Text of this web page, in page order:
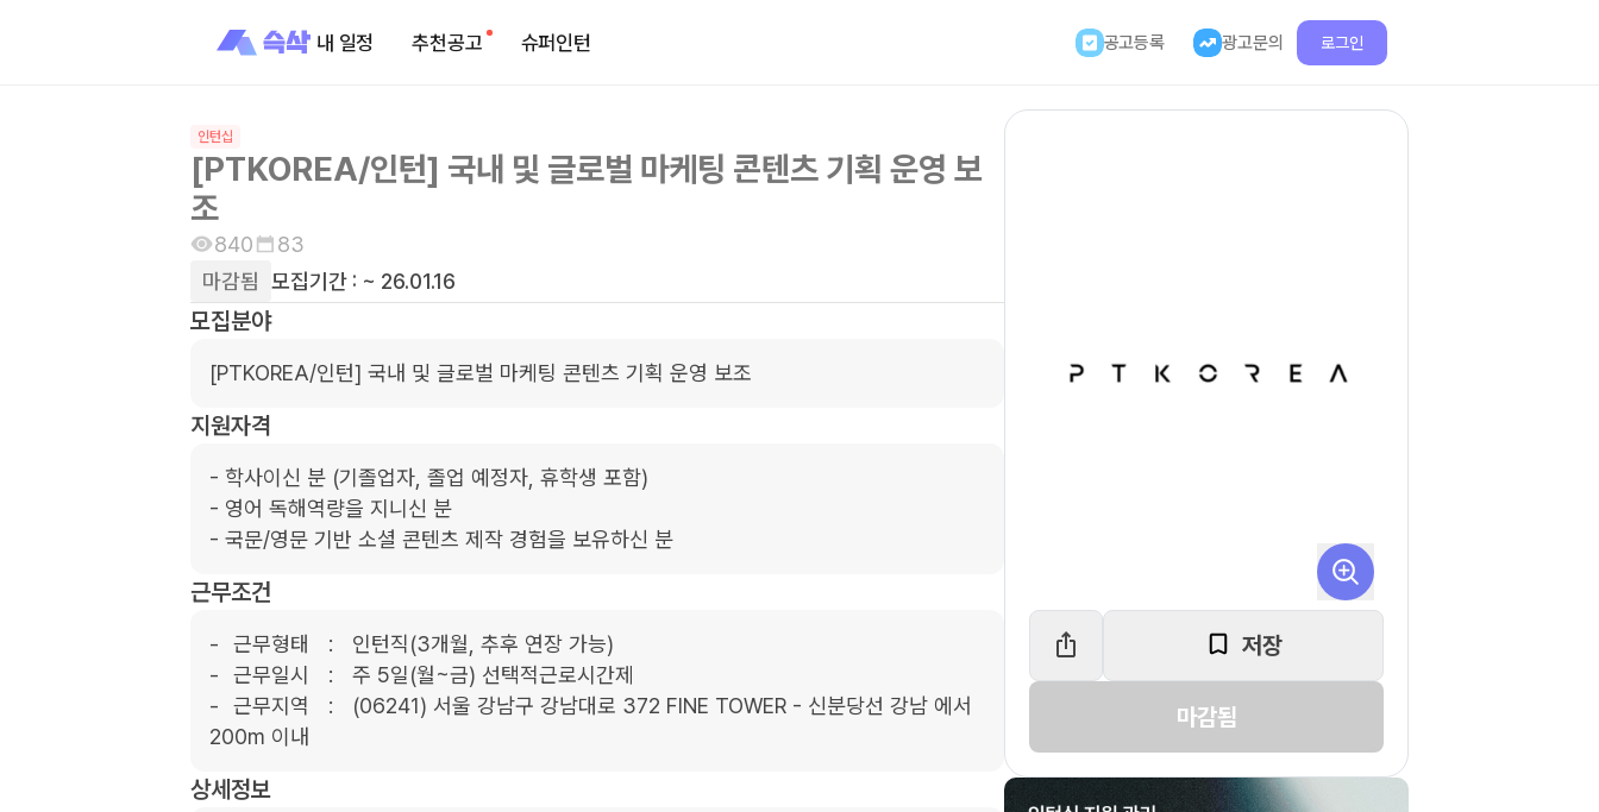
내 일정 추천공고 슈퍼인턴 공고등록 광고문의 로그인
인턴십
[PTKOREA/인턴] 국내 및 글로벌 마케팅 콘텐츠 기획 운영 보
조
840
83
마감됨 모집기간 : ~ 26.01.16
모집분야
[PTKOREA/인턴] 국내 및 글로벌 마케팅 콘텐츠 기획 운영 보조
지원자격
- 학사이신 분 (기졸업자, 졸업 예정자, 휴학생 포함)
- 영어 독해역량을 지니신 분
- 국문/영문 기반 소셜 콘텐츠 제작 경험을 보유하신 분
근무조건
- 	근무형태	:	인턴직(3개월, 추후 연장 가능)
- 	근무일시	:	주 5일(월~금) 선택적근로시간제
- 	근무지역	:	(06241) 서울 강남구 강남대로 372 FINE TOWER - 신분당선 강남 에서
200m 이내
상세정보
저장
마감됨